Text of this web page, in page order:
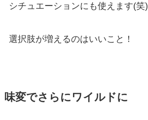
シチュエーションにも使えます(笑)
選択肢が増えるのはいいこと！
味変でさらにワイルドに